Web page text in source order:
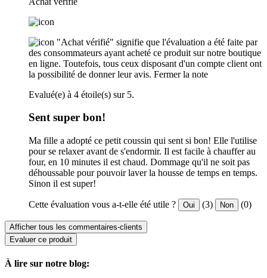
"Achat vérifié" signifie que l'évaluation a été faite par
des consommateurs ayant acheté ce produit sur notre boutique
en ligne. Toutefois, tous ceux disposant d'un compte client ont
la possibilité de donner leur avis. Fermer la note
Evalué(e) à 4 étoile(s) sur 5.
Sent super bon!
Ma fille a adopté ce petit coussin qui sent si bon! Elle l'utilise
pour se relaxer avant de s'endormir. Il est facile à chauffer au
four, en 10 minutes il est chaud. Dommage qu'il ne soit pas
déhoussable pour pouvoir laver la housse de temps en temps.
Sinon il est super!
Cette évaluation vous a-t-elle été utile ? Oui (3) Non (0)
Afficher tous les commentaires-clients
Evaluer ce produit
À lire sur notre blog: